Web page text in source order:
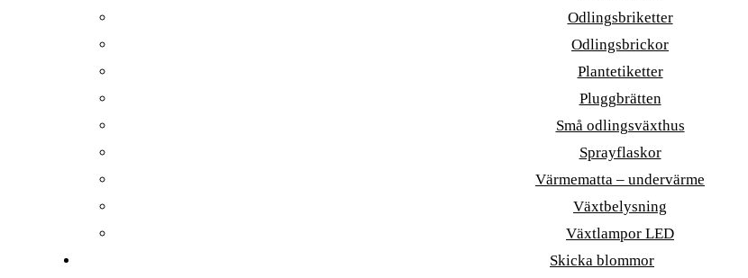
Odlingsbriketter
Odlingsbrickor
Plantetiketter
Pluggbrätten
Små odlingsväxthus
Sprayflaskor
Värmematta – undervärme
Växtbelysning
Växtlampor LED
Skicka blommor